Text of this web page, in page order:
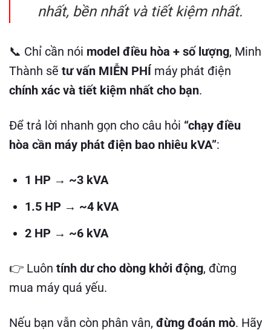
nhất, bền nhất và tiết kiệm nhất.
📞 Chỉ cần nói model điều hòa + số lượng, Minh
Thành sẽ tư vấn MIỄN PHÍ máy phát điện
chính xác và tiết kiệm nhất cho bạn.
Để trả lời nhanh gọn cho câu hỏi “chạy điều
hòa cần máy phát điện bao nhiêu kVA”:
1 HP → ~3 kVA
1.5 HP → ~4 kVA
2 HP → ~6 kVA
👉 Luôn tính dư cho dòng khởi động, đừng
mua máy quá yếu.
Nếu bạn vẫn còn phân vân, đừng đoán mò. Hãy